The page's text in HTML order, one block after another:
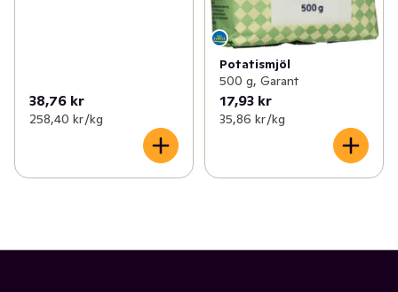
38,76 kr
258,40 kr /kg
Potatismjöl
500 g, Garant
17,93 kr
35,86 kr /kg